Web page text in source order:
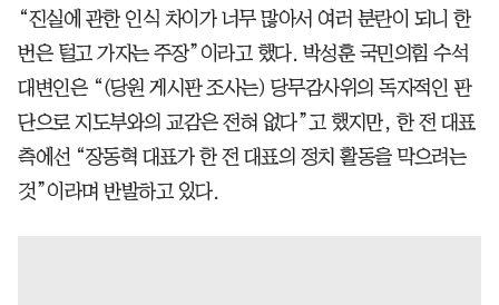
“진실에 관한 인식 차이가 너무 많아서 여러 분란이 되니 한
번은 털고 가자는 주장”이라고 했다. 박성훈 국민의힘 수석
대변인은 “(당원 게시판 조사는) 당무감사위의 독자적인 판
단으로 지도부와의 교감은 전혀 없다”고 했지만, 한 전 대표
측에선 “장동혁 대표가 한 전 대표의 정치 활동을 막으려는
것”이라며 반발하고 있다.